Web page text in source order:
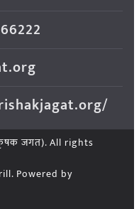
जगत). All rights
Powered by